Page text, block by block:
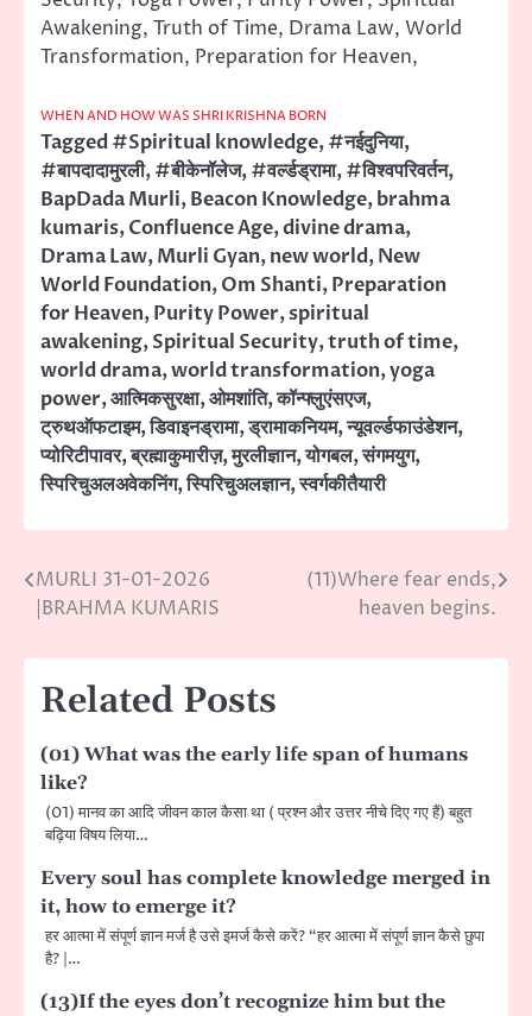
Awakening, Truth of Time, Drama Law, World
Transformation, Preparation for Heaven,
WHEN AND HOW WAS SHRI KRISHNA BORN
Tagged#Spiritual knowledge,#नईदुनिया,
#बापदादामुरली,#बीकेनॉलेज,#वर्ल्डड्रामा,#विश्वपरिवर्तन,
BapDada Murli,Beacon Knowledge,brahma
kumaris,Confluence Age,divine drama,
Drama Law,Murli Gyan,new world,New
World Foundation,Om Shanti,Preparation
for Heaven,Purity Power,spiritual
awakening,Spiritual Security,truth of time,
world drama,world transformation,yoga
power,आत्मिकसुरक्षा,ओमशांति,कॉन्फ्लुएंसएज,
ट्रुथऑफटाइम,डिवाइनड्रामा,ड्रामाकनियम,न्यूवर्ल्डफाउंडेशन,
प्योरिटीपावर,ब्रह्माकुमारीज़,मुरलीज्ञान,योगबल,संगमयुग,
स्पिरिचुअलअवेकनिंग,स्पिरिचुअलज्ञान,स्वर्गकीतैयारी
Post
navigation
MURLI 31-01-2026
|BRAHMA KUMARIS
(11)Where fear ends,
heaven begins.
Related Posts
(01) What was the early life span of humans
like?
(01) मानव का आदि जीवन काल कैसा था ( प्रश्न और उत्तर नीचे दिए गए हैं) बहुत
बढ़िया विषय लिया…
Every soul has complete knowledge merged in
it, how to emerge it?
हर आत्मा में संपूर्ण ज्ञान मर्ज है उसे इमर्ज कैसे करें? “हर आत्मा में संपूर्ण ज्ञान कैसे छुपा
है? |…
(13)If the eyes don’t recognize him but the